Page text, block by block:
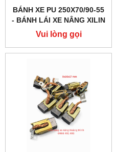
BÁNH XE PU 250X70/90-55
- BÁNH LÁI XE NÂNG XILIN
CHỊU TẢI CAO, ĐỘ BÊN
VƯỢT TRỘI
Vui lòng gọi